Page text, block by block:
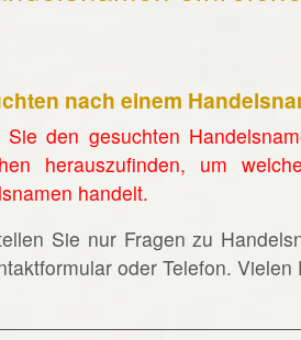
nach einem
Sie den gesuchten
herauszufinden, um
handelt.
Sie nur Fragen zu
oder Telefon. Vielen